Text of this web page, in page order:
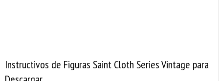
Instructivos de Figuras Saint Cloth Series Vintage para